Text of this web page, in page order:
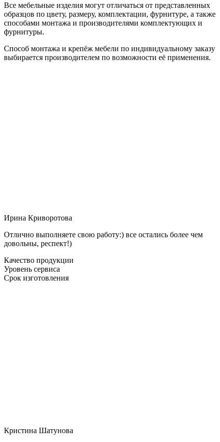
Все мебельные изделия могут отличаться от представленных
образцов по цвету, размеру, комплектации, фурнитуре, а также
способами монтажа и производителями комплектующих и
фурнитуры.
Способ монтажа и крепёж мебели по индивидуальному заказу
выбирается производителем по возможности её применения.
Ирина Криворотова
Отлично выполняете свою работу:) все остались более чем
довольны, респект!)
Качество продукции
Уровень сервиса
Срок изготовления
Кристина Шатунова